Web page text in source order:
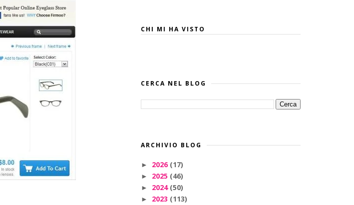
CHI MI HA VISTO
CERCA NEL BLOG
ARCHIVIO BLOG
► 2026 (17)
► 2025 (46)
► 2024 (50)
► 2023 (113)